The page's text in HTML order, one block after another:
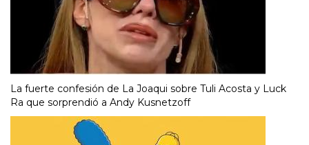
La fuerte confesión de La Joaqui sobre Tuli Acosta y Luck
Ra que sorprendió a Andy Kusnetzoff